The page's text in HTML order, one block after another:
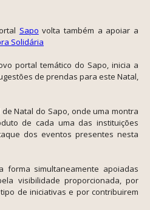
Sapo volta também a apoiar a
Solidária
portal temático do Sapo, inicia a
de prendas para este Natal,
Natal do Sapo, onde uma montra
de cada uma das instituições
dos eventos presentes nesta
forma simultaneamente apoiadas
visibilidade proporcionada, por
de iniciativas e por contribuirem